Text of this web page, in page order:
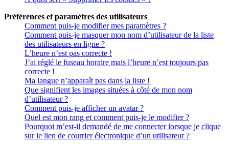
Préférences et paramètres des utilisateurs
Comment puis-je modifier mes paramètres ?
Comment puis-je masquer mon nom d’utilisateur de la liste
des utilisateurs en ligne ?
L’heure n’est pas correcte !
J’ai réglé le fuseau horaire mais l’heure n’est toujours pas
correcte !
Ma langue n’apparaît pas dans la liste !
Que signifient les images situées à côté de mon nom
d’utilisateur ?
Comment puis-je afficher un avatar ?
Quel est mon rang et comment puis-je le modifier ?
Pourquoi m’est-il demandé de me connecter lorsque je clique
sur le lien de courrier électronique d’un utilisateur ?